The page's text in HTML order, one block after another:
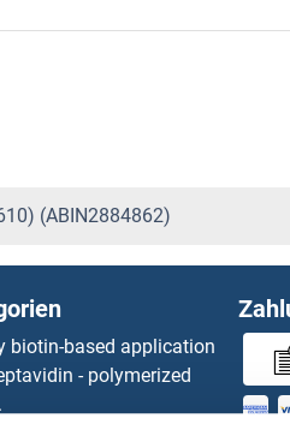
(ABIN2884862)
biotin-based application
- polymerized